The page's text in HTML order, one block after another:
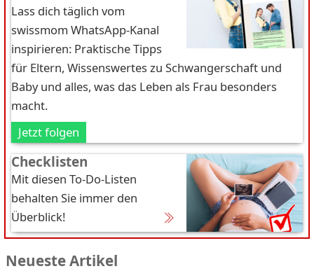
Lass dich täglich vom
swissmom WhatsApp-Kanal
inspirieren: Praktische Tipps
für Eltern, Wissenswertes zu Schwangerschaft und
Baby und alles, was das Leben als Frau besonders
macht.
Jetzt folgen
Checklisten
Mit diesen To-Do-Listen
behalten Sie immer den
Überblick!
Neueste Artikel